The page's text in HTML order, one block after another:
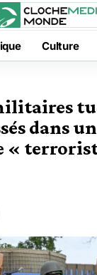
Culture
dans
«